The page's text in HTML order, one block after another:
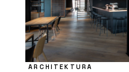
ARCHITEKTURA